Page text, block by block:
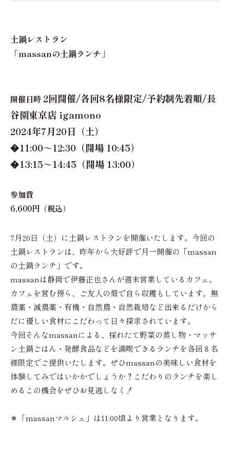
土鍋レストラン
「massanの土鍋ランチ」
開催日時 2回開催/各回8名様限定/予約制先着順/長
谷園東京店 igamono
2024年7月20日（土）
�11:00～12:30（開場 10:45）
�13:15～14:45（開場 13:00）
参加費
6,600円（税込）
7月20日（土）に土鍋レストランを開催いたします。今回の
土鍋レストランは、昨年から大好評で月一開催の「massan
の土鍋ランチ」です。
massanは静岡で伊藤正也さんが週末営業しているカフェ。
カフェを営む傍ら、ご友人の畑で自ら収穫もしています。無
農薬・減農薬・有機・自然農・自然栽培など出来るだけから
だに優しい食材にこだわって日々探求されています。
今回そんなmassanによる、採れたて野菜の蒸し物・マッサ
ン土鍋ごはん・発酵食品などを満喫できるランチを各回８名
様限定でご提供いたします。ぜひmassanの美味しい食材を
体験してみではいかかでしょうか？こだわりのランチを楽し
めるこの機会をぜひお見逃しなく！
＊「massanマルシェ」は11:00頃より営業となります。